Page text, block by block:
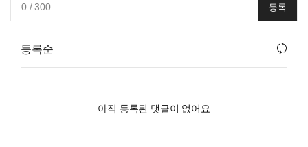
0/ 300 등록
등록순
아직 등록된 댓글이 없어요